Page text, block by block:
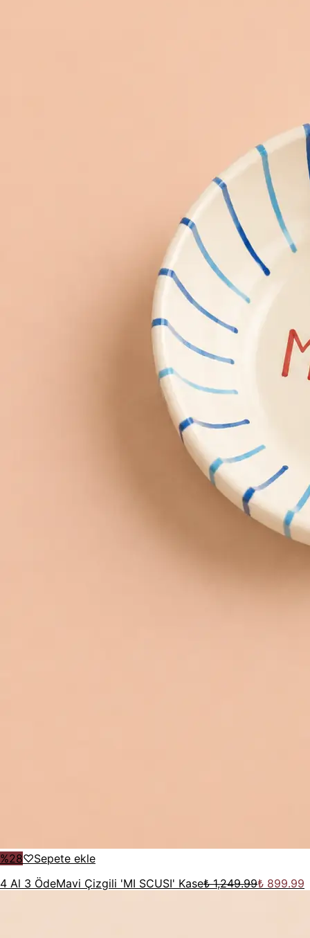
%28♡Sepete ekle
4 Al 3 ÖdeMavi Çizgili 'MI SCUSI' Kase₺ 1,249.99₺ 899.99